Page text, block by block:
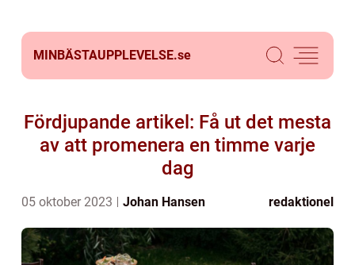
MINBÄSTAUPPLEVELSE.se
Fördjupande artikel: Få ut det mesta
av att promenera en timme varje
dag
05 oktober 2023 Johan Hansen redaktionel